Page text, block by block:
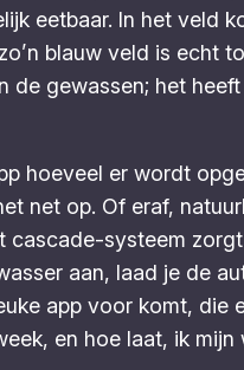
eetbaar. In het veld
blauw veld is echt
gewassen; het
hoeveel er wordt
net op. Of eraf,
cascade-systeem
aan, laad je de
app voor komt, die
en hoe laat, ik mijn